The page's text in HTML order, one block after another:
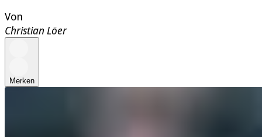
Von
Christian Löer
Merken